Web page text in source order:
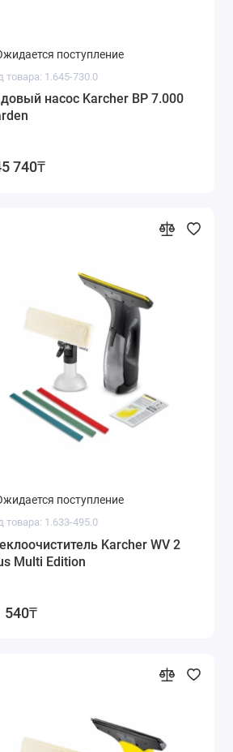
поступление
товара: 1.645-730.0
насос Karcher BP 7.000
740₸
поступление
товара: 1.633-495.0
Karcher WV 2
Multi Edition
540₸